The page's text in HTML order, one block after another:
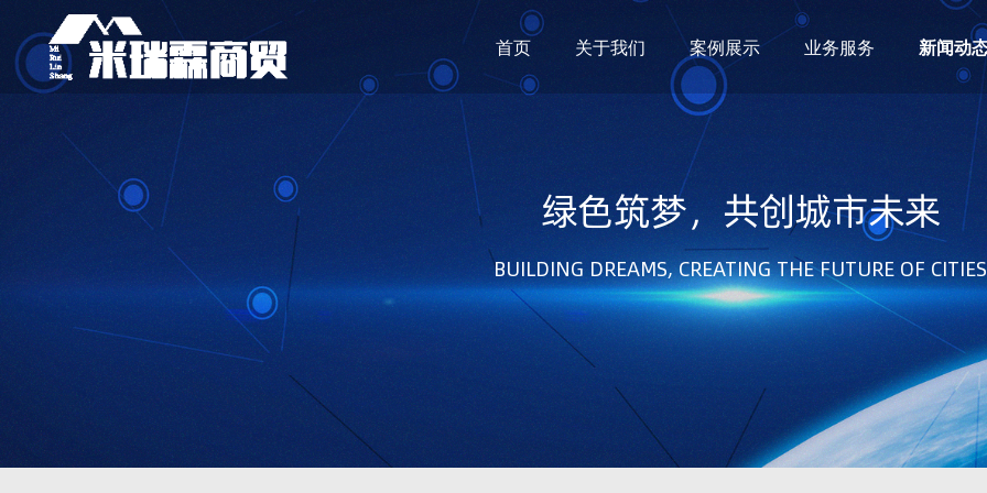
首页 关于我们 案例展示 业务服务 新闻动
绿色筑梦，共创城市未来
BUILDING DREAMS, CREATING THE FUTURE OF CITIES